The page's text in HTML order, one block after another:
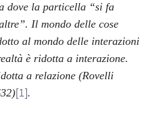
dove la particella “si fa
Il mondo delle cose
al mondo delle interazioni
è ridotta a interazione.
a relazione (Rovelli
[1].